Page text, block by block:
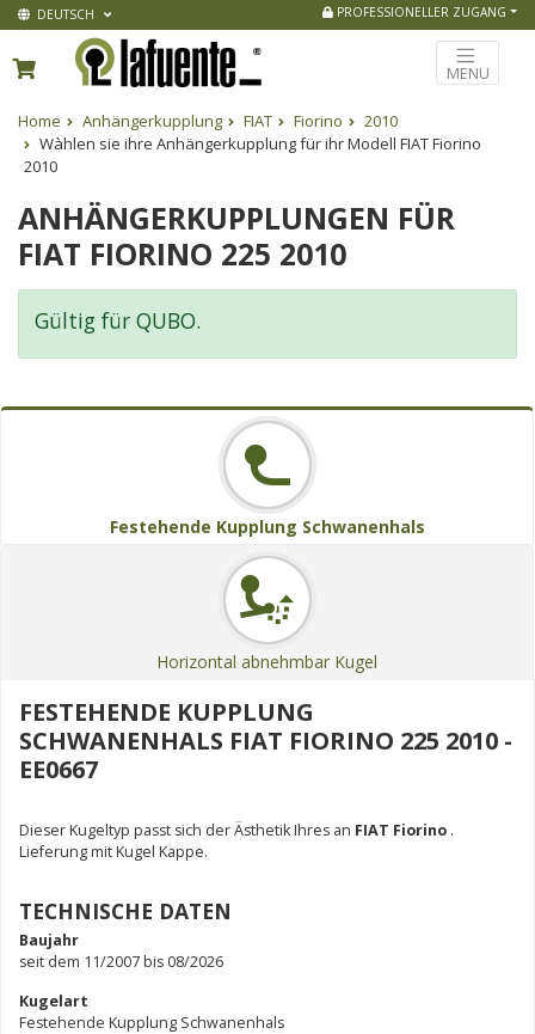
DEUTSCH PROFESSIONELLER ZUGANG
MENU
Home Anhängerkupplung FIAT Fiorino
2010
Wàhlen sie ihre Anhängerkupplung für ihr Modell FIAT Fiorino
2010
ANHÄNGERKUPPLUNGEN FÜR
FIAT FIORINO 225 2010
Gültig für QUBO.
Festehende Kupplung Schwanenhals
Horizontal abnehmbar Kugel
FESTEHENDE KUPPLUNG
SCHWANENHALS FIAT FIORINO 225 2010 -
EE0667
Dieser Kugeltyp passt sich der Ästhetik Ihres an FIAT Fiorino .
Lieferung mit Kugel Kappe.
TECHNISCHE DATEN
Baujahr
seit dem 11/2007 bis 08/2026
Kugelart
Festehende Kupplung Schwanenhals